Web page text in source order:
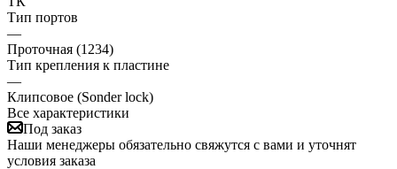
Тип портов
—
Проточная (1234)
Тип крепления к пластине
—
Клипсовое (Sonder lock)
Все характеристики
Под заказ
Наши менеджеры обязательно свяжутся с вами и уточнят
условия заказа